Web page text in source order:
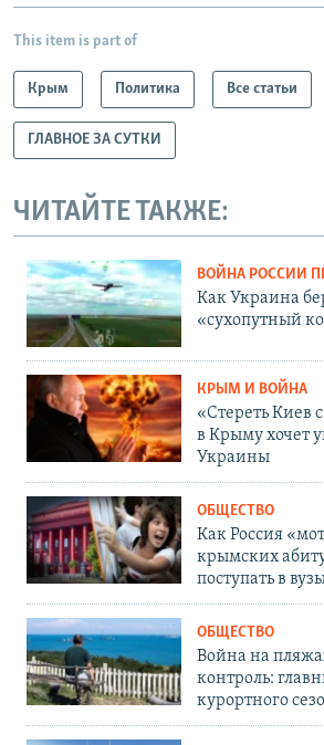
This item is part of
Крым Политика Все статьи
ГЛАВНОЕ ЗА СУТКИ
ЧИТАЙТЕ ТАКЖЕ:
ВОЙНА РОССИИ
Как Украина
«сухопутный
КРЫМ И ВОЙНА
«Стереть Киев
в Крыму хочет
Украины
ОБЩЕСТВО
Как Россия
крымских
поступать в
ОБЩЕСТВО
Война на
контроль:
курортного